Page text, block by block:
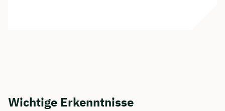
Wichtige Erkenntnisse